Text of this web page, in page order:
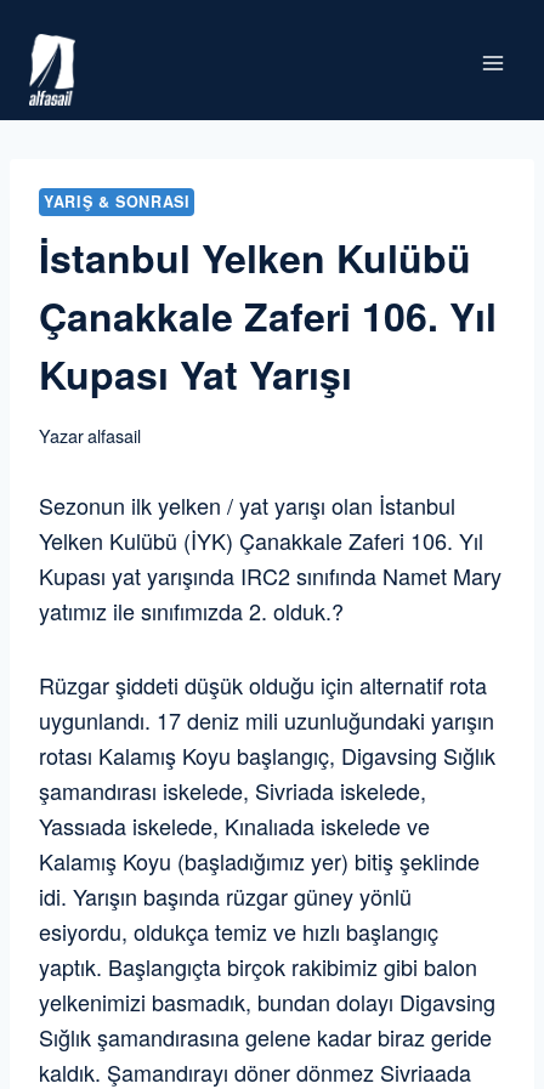
content
YARIŞ & SONRASI
İstanbul Yelken Kulübü
Çanakkale Zaferi 106. Yıl
Kupası Yat Yarışı
Yazaralfasail
Sezonun ilk yelken / yat yarışı olan İstanbul
Yelken Kulübü (İYK) Çanakkale Zaferi 106. Yıl
Kupası yat yarışında IRC2 sınıfında Namet Mary
yatımız ile sınıfımızda 2. olduk.?
Rüzgar şiddeti düşük olduğu için alternatif rota
uygunlandı. 17 deniz mili uzunluğundaki yarışın
rotası Kalamış Koyu başlangıç, Digavsing Sığlık
şamandırası iskelede, Sivriada iskelede,
Yassıada iskelede, Kınalıada iskelede ve
Kalamış Koyu (başladığımız yer) bitiş şeklinde
idi. Yarışın başında rüzgar güney yönlü
esiyordu, oldukça temiz ve hızlı başlangıç
yaptık. Başlangıçta birçok rakibimiz gibi balon
yelkenimizi basmadık, bundan dolayı Digavsing
Sığlık şamandırasına gelene kadar biraz geride
kaldık. Şamandırayı döner dönmez Sivriaada